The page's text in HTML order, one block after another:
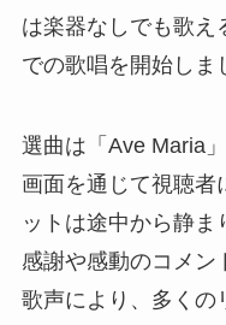
は楽器なしでも歌え
での歌唱を開始しま
選曲は「Ave Maria
画面を通じて視聴者
ットは途中から静
感謝や感動のコメン
歌声により、多くの